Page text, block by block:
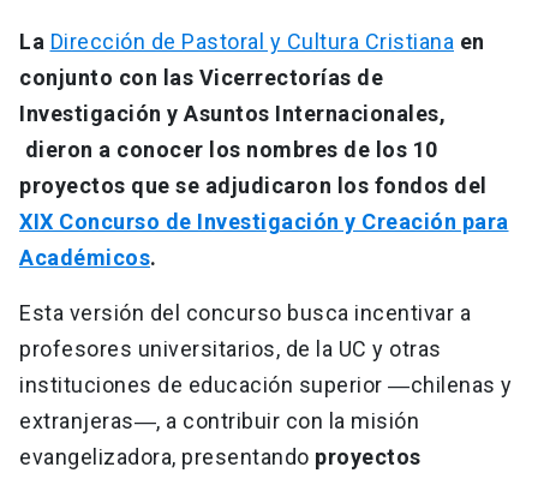
La Dirección de Pastoral y Cultura Cristiana en
conjunto con las Vicerrectorías de
Investigación y Asuntos Internacionales,
dieron a conocer los nombres de los 10
proyectos que se adjudicaron los fondos del
XIX Concurso de Investigación y Creación para
Académicos.
Esta versión del concurso busca incentivar a
profesores universitarios, de la UC y otras
instituciones de educación superior ―chilenas y
extranjeras―, a contribuir con la misión
evangelizadora, presentando proyectos